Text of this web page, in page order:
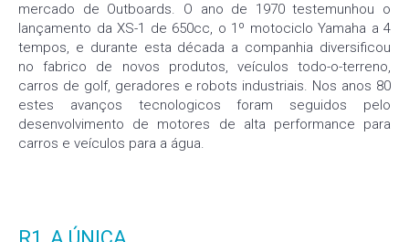
mercado de Outboards. O ano de 1970 testemunhou o
lançamento da XS-1 de 650cc, o 1º motociclo Yamaha a 4
tempos, e durante esta década a companhia diversificou
no fabrico de novos produtos, veículos todo-o-terreno,
carros de golf, geradores e robots industriais. Nos anos 80
estes avanços tecnologicos foram seguidos pelo
desenvolvimento de motores de alta performance para
carros e veículos para a água.